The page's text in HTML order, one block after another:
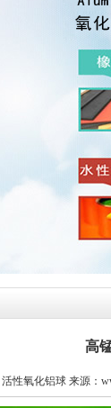
高
性氧化铝球 来源：